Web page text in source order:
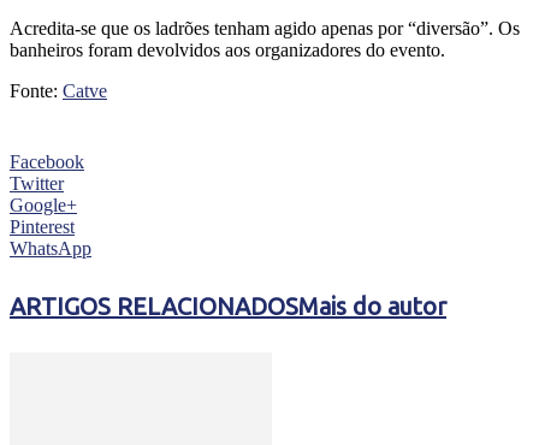
Acredita-se que os ladrões tenham agido apenas por “diversão”. Os
banheiros foram devolvidos aos organizadores do evento.
Fonte: Catve
Facebook
Twitter
Google+
Pinterest
WhatsApp
ARTIGOS RELACIONADOSMais do autor